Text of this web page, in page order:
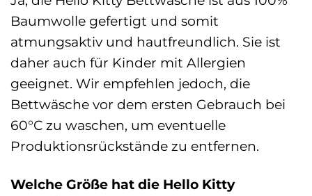
Baumwolle gefertigt und somit
atmungsaktiv und hautfreundlich. Sie ist
daher auch für Kinder mit Allergien
geeignet. Wir empfehlen jedoch, die
Bettwäsche vor dem ersten Gebrauch bei
60°C zu waschen, um eventuelle
Produktionsrückstände zu entfernen.
Welche Größe hat die Hello Kitty